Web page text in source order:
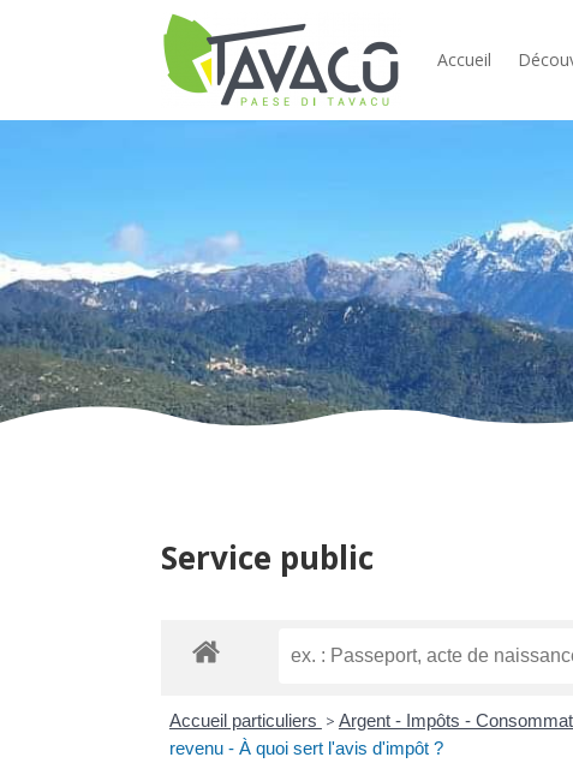
Accueil
Service public
Accueil particuliers > Argent - Impôts -
revenu - À quoi sert l'avis d'impôt ?